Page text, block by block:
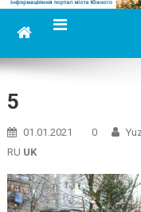
5
01.01.2021 0
RU UK